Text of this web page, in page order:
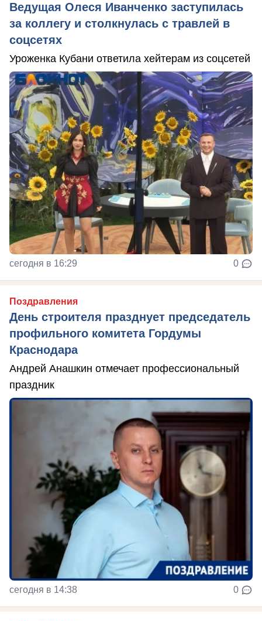
Ведущая Олеся Иванченко заступилась
за коллегу и столкнулась с травлей в
соцсетях
Уроженка Кубани ответила хейтерам из соцсетей
сегодня в 16:29 0
Поздравления
День строителя празднует председатель
профильного комитета Гордумы
Краснодара
Андрей Анашкин отмечает профессиональный
праздник
сегодня в 14:38 0